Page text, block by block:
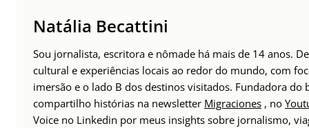
Natália Becattini
Sou jornalista, escritora e nômade há mais de 14 anos.
cultural e experiências locais ao redor do mundo, com
imersão e o lado B dos destinos visitados. Fundadora
compartilho histórias na newsletter Migraciones , no
Voice no Linkedin por meus insights sobre jornalismo,